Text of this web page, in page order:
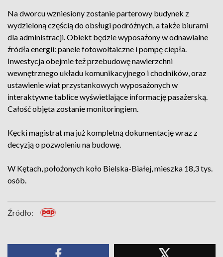
Na dworcu wzniesiony zostanie parterowy budynek z
wydzieloną częścią do obsługi podróżnych, a także biurami
dla administracji. Obiekt będzie wyposażony w odnawialne
źródła energii: panele fotowoltaiczne i pompę ciepła.
Inwestycja obejmie też przebudowę nawierzchni
wewnętrznego układu komunikacyjnego i chodników, oraz
ustawienie wiat przystankowych wyposażonych w
interaktywne tablice wyświetlające informację pasażerską.
Całość objęta zostanie monitoringiem.
Kęcki magistrat ma już kompletną dokumentację wraz z
decyzją o pozwoleniu na budowę.
W Kętach, położonych koło Bielska-Białej, mieszka 18,3 tys.
osób.
Źródło: